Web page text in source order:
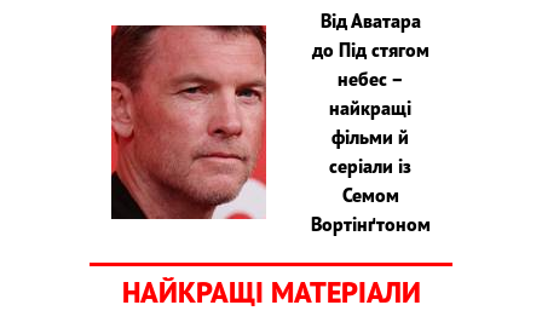
Від Аватара
до Під стягом
небес –
найкращі
фільми й
серіали із
Семом
Вортінґтоном
НАЙКРАЩІ МАТЕРІАЛИ